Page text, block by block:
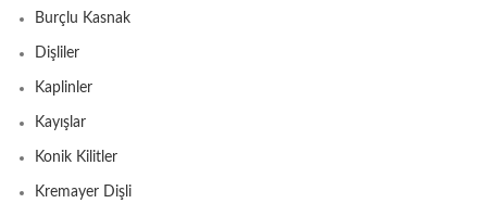
Burçlu Kasnak
Dişliler
Kaplinler
Kayışlar
Konik Kilitler
Kremayer Dişli